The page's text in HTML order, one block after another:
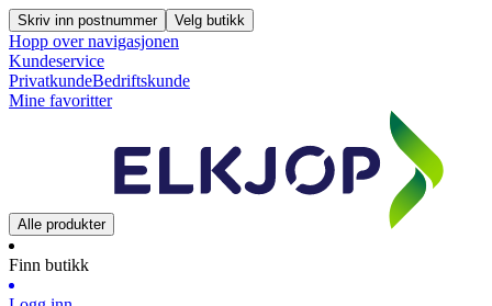
Skriv inn postnummer Velg butikk
Hopp over navigasjonen
Kundeservice
PrivatkundeBedriftskunde
Mine favoritter
Alle produkter
Finn butikk